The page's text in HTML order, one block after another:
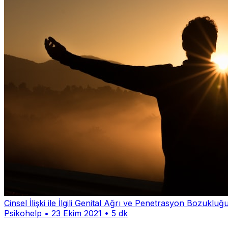
Cinsel İlişki ile İlgili Genital Ağrı ve Penetrasyon
Psikohelp • 23 Ekim 2021 • 5 dk